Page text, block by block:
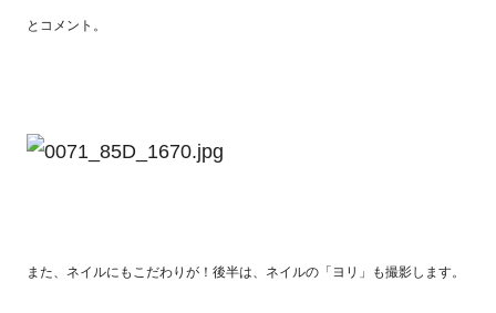
とコメント。
また、ネイルにもこだわりが！後半は、ネイルの「ヨリ」も撮影します。